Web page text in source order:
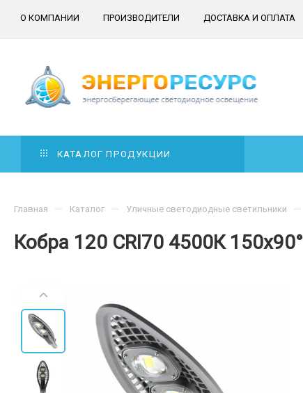
О КОМПАНИИ ПРОИЗВОДИТЕЛИ ДОСТАВКА И ОПЛАТА
КАТАЛОГ ПРОДУКЦИИ
Кобра 120 CRI70 4500К 150х90°
Главная — Каталог — Уличные светодиодные светильники —